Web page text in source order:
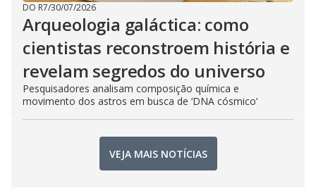
DO R7/30/07/2026
Arqueologia galáctica: como
cientistas reconstroem história e
revelam segredos do universo
Pesquisadores analisam composição química e
movimento dos astros em busca de ‘DNA cósmico’
VEJA MAIS NOTÍCIAS